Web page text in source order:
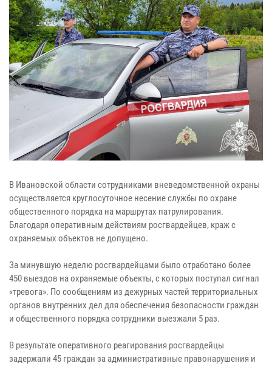
В Ивановской области сотрудниками вневедомственной охраны
осуществляется круглосуточное несение службы по охране
общественного порядка на маршрутах патрулирования.
Благодаря оперативным действиям росгвардейцев, краж c
охраняемых объектов не допущено.
За минувшую неделю росгвардейцами было отработано более
450 выездов на охраняемые объекты, с которых поступал сигнал
«тревога». По сообщениям из дежурных частей территориальных
органов внутренних дел для обеспечения безопасности граждан
и общественного порядка сотрудники выезжали 5 раз.
В результате оперативного реагирования росгвардейцы
задержали 45 граждан за административные правонарушения и